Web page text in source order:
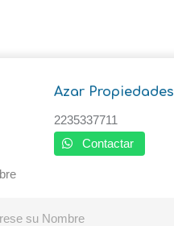
Azar Propiedades
2235337711
Contactar